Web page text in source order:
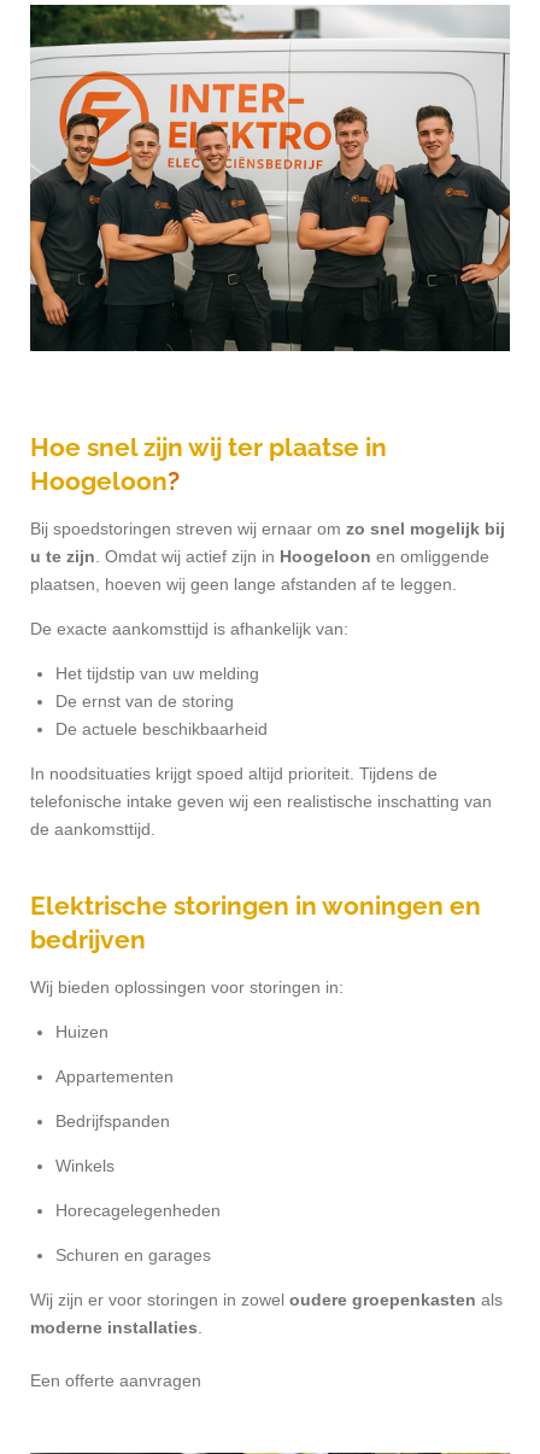
Hoe snel zijn wij ter plaatse in
Hoogeloon?
Bij spoedstoringen streven wij ernaar om zo snel mogelijk bij
u te zijn . Omdat wij actief zijn in Hoogeloon en omliggende
plaatsen, hoeven wij geen lange afstanden af te leggen.
De exacte aankomsttijd is afhankelijk van:
Het tijdstip van uw melding
De ernst van de storing
De actuele beschikbaarheid
In noodsituaties krijgt spoed altijd prioriteit. Tijdens de
telefonische intake geven wij een realistische inschatting van
de aankomsttijd.
Elektrische storingen in woningen en
bedrijven
Wij bieden oplossingen voor storingen in:
Huizen
Appartementen
Bedrijfspanden
Winkels
Horecagelegenheden
Schuren en garages
Wij zijn er voor storingen in zowel oudere groepenkasten als
moderne installaties
Een offerte aanvragen